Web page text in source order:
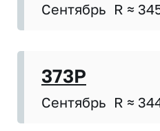
Сентябрь R ≈
373P
Сентябрь R ≈